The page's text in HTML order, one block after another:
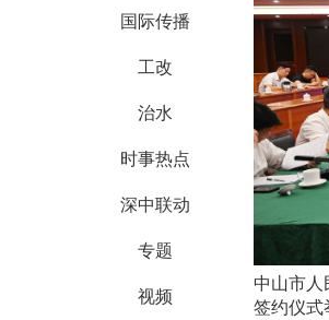
国际传播
工改
治水
时事热点
深中联动
专题
视频
中山市
签约仪式